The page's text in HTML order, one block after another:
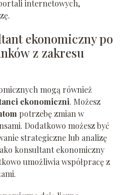
internetowych,
ekonomiczny po
z zakresu
mogą również
ekonomiczni. Możesz
potrzebę zmian w
Dodatkowo możesz być
strategiczne lub analizę
konsultant ekonomiczny
umożliwia współpracę z